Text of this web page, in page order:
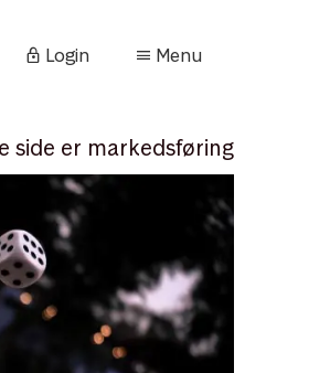
Login Menu
side er markedsføring